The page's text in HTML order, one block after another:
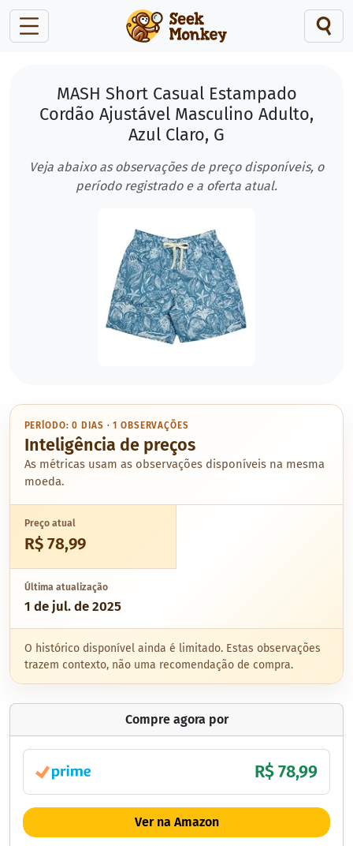
MASH Short Casual Estampado
Cordão Ajustável Masculino Adulto,
Azul Claro, G
Veja abaixo as observações de preço disponíveis, o
período registrado e a oferta atual.
PERÍODO: 0 DIAS · 1 OBSERVAÇÕES
Inteligência de preços
As métricas usam as observações disponíveis na mesma
moeda.
Preço atual
R$ 78,99
Última atualização
1 de jul. de 2025
O histórico disponível ainda é limitado. Estas observações
trazem contexto, não uma recomendação de compra.
Compre agora por
R$ 78,99
Ver na Amazon